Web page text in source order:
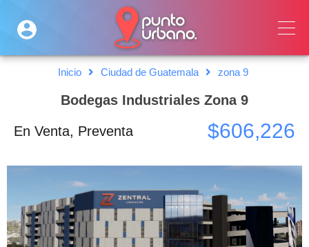
Inicio Ciudad de Guatemala zona 9
Bodegas Industriales Zona 9
En Venta, Preventa $606,226